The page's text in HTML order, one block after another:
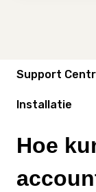
Support
Installatie
Hoe